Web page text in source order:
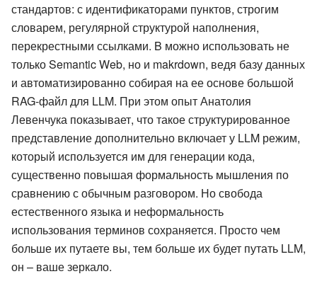
стандартов: с идентификаторами пунктов, строгим
словарем, регулярной структурой наполнения,
перекрестными ссылками. B можно использовать не
только Semantic Web, но и makrdown, ведя базу данных
и автоматизированно собирая на ее основе большой
RAG-файл для LLM. При этом опыт Анатолия
Левенчука показывает, что такое структурированное
представление дополнительно включает у LLM режим,
который используется им для генерации кода,
существенно повышая формальность мышления по
сравнению с обычным разговором. Но свобода
естественного языка и неформальность
использования терминов сохраняется. Просто чем
больше их путаете вы, тем больше их будет путать LLM,
он – ваше зеркало.